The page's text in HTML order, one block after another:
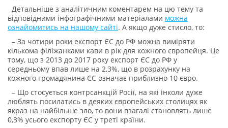
Детальніше з аналітичним коментарем на цю тему та
відповідними інфографічними матеріалами можна
ознайомитись на нашому сайті. А якщо дуже стисло, то:
– За чотири роки експорт ЄС до РФ можна виміряти
кількома філіжанками кави в рік для кожного європейця. Це
тому, що з 2013 до 2017 року експорт ЄС до РФ у
середньому впав лише на 2,3%, що в розрахунку на
кожного громадянина ЄС означає приблизно 10 євро.
– Що стосується контрсанкцій Росії, на які інколи дуже
люблять посилатись в деяких європейських столицях як
якраз на найбільше зло, то вони взагалі становлять лише
0,3% усього експорту ЄС у треті країни.